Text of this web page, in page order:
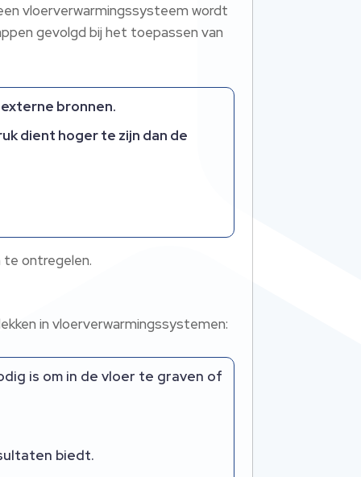
vloerverwarmingssysteem wordt
gevolgd bij het toepassen van
bronnen.
dient hoger te zijn dan de
ontregelen.
in vloerverwarmingssystemen:
is om in de vloer te graven of
biedt.